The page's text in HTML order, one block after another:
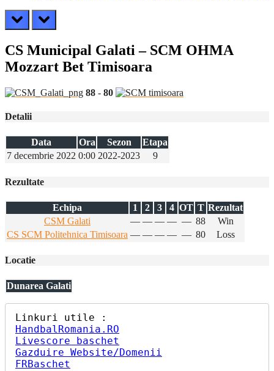
prev next
CS Municipal Galati – SCM OHMA
Mozzart Bet Timisoara
88 - 80
Detalii
Data Ora Sezon
Etapa
7 decembrie 2022 0:00 2022-2023 9
Rezultate
Echipa 1 2 3 4 OT T Rezultat
CSM Galati
— — — — — 88
Win
CS SCM Politehnica Timisoara — — — — — 80 Loss
Locatie
Dunarea Galati
HandbalRomania.RO
Livescore baschet
Gazduire Website/Domenii
FRBaschet